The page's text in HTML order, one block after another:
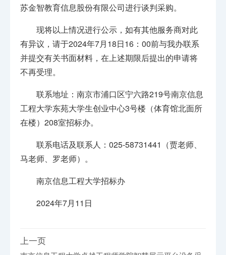
苏金智教育信息股份有限公司进行谈判采购。
现将以上情况进行公示，如有其他服务商对此
有异议，请于2024年7月18日16：00前与我办联系
并提交有关书面材料，在上述期限后提出的申请将
不再受理。
联系地址：南京市浦口区宁六路219号南京信息
工程大学东苑大学生创业中心3号楼（体育馆北面所
在楼）208室招标办。
联系电话及联系人：025-58731441（贾老师、
马老师、罗老师）。
南京信息工程大学招标办
2024年7月11日
上一页